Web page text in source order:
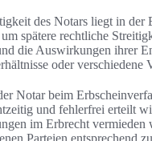
des Notars liegt in
spätere rechtliche
die Auswirkungen ihrer
oder verschiedene
Notar beim
und fehlerfrei erteilt
im Erbrecht
Parteien entsprechend